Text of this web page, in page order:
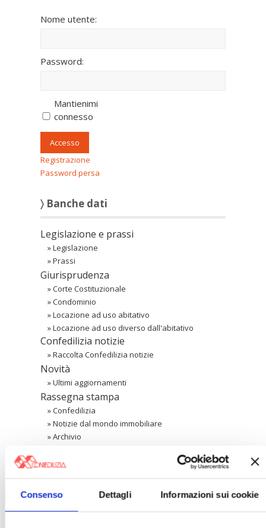
Consenso Dettagli Informazioni sui cookie
Nome utente:
Password:
Mantienimi
connesso
Accesso
Registrazione
Password persa
〉 Banche dati
Legislazione e prassi
»Legislazione
»Prassi
Giurisprudenza
»Corte Costituzionale
»Condominio
»Locazione ad uso abitativo
»Locazione ad uso diverso dall'abitativo
Confedilizia notizie
»Raccolta Confedilizia notizie
Novità
»Ultimi aggiornamenti
Rassegna stampa
»Confedilizia
»Notizie dal mondo immobiliare
»Archivio
Cerca
〉 Area riservata Associazioni